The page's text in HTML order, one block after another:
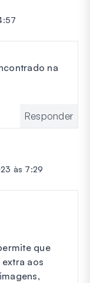
na
Responder
às 7:29
que
aos